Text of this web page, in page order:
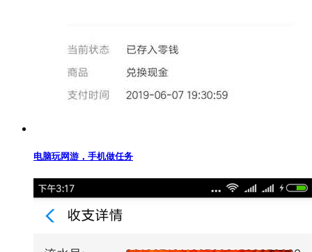
电脑玩网游，手机做任务